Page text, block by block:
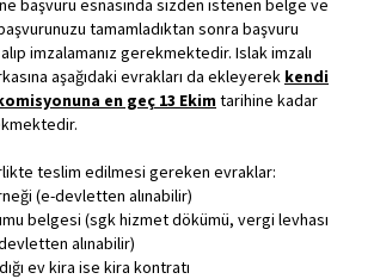
başvuru esnasında sizden istenen belge ve
tamamladıktan sonra başvuru
alıp imzalamanız gerekmektedir. Islak imzalı
aşağıdaki evrakları da ekleyerek kendi
en geç 13 Ekimtarihine kadar
teslim edilmesi gereken evraklar:
(e-devletten alınabilir)
belgesi (sgk hizmet dökümü, vergi levhası
alınabilir)
ev kira ise kira kontratı